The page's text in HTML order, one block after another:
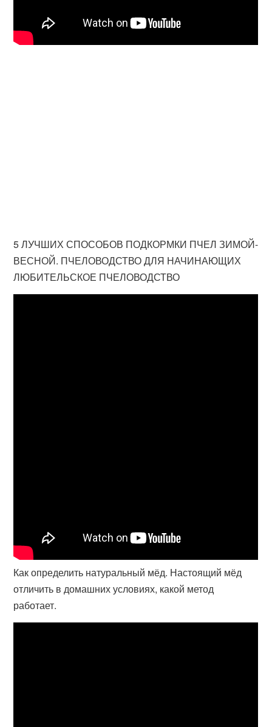
5 ЛУЧШИХ СПОСОБОВ ПОДКОРМКИ ПЧЕЛ ЗИМОЙ-
ВЕСНОЙ. ПЧЕЛОВОДСТВО ДЛЯ НАЧИНАЮЩИХ
ЛЮБИТЕЛЬСКОЕ ПЧЕЛОВОДСТВО
Как определить натуральный мёд. Настоящий мёд
отличить в домашних условиях, какой метод
работает.